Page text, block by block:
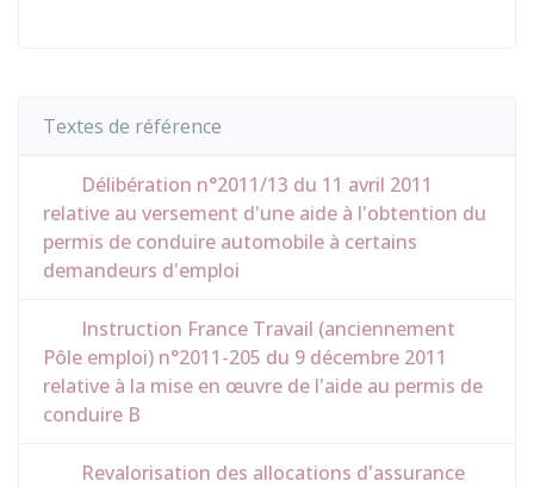
Textes de référence
Délibération n°2011/13 du 11 avril 2011
relative au versement d'une aide à l'obtention du
permis de conduire automobile à certains
demandeurs d'emploi
Instruction France Travail (anciennement
Pôle emploi) n°2011-205 du 9 décembre 2011
relative à la mise en œuvre de l'aide au permis de
conduire B
Revalorisation des allocations d'assurance